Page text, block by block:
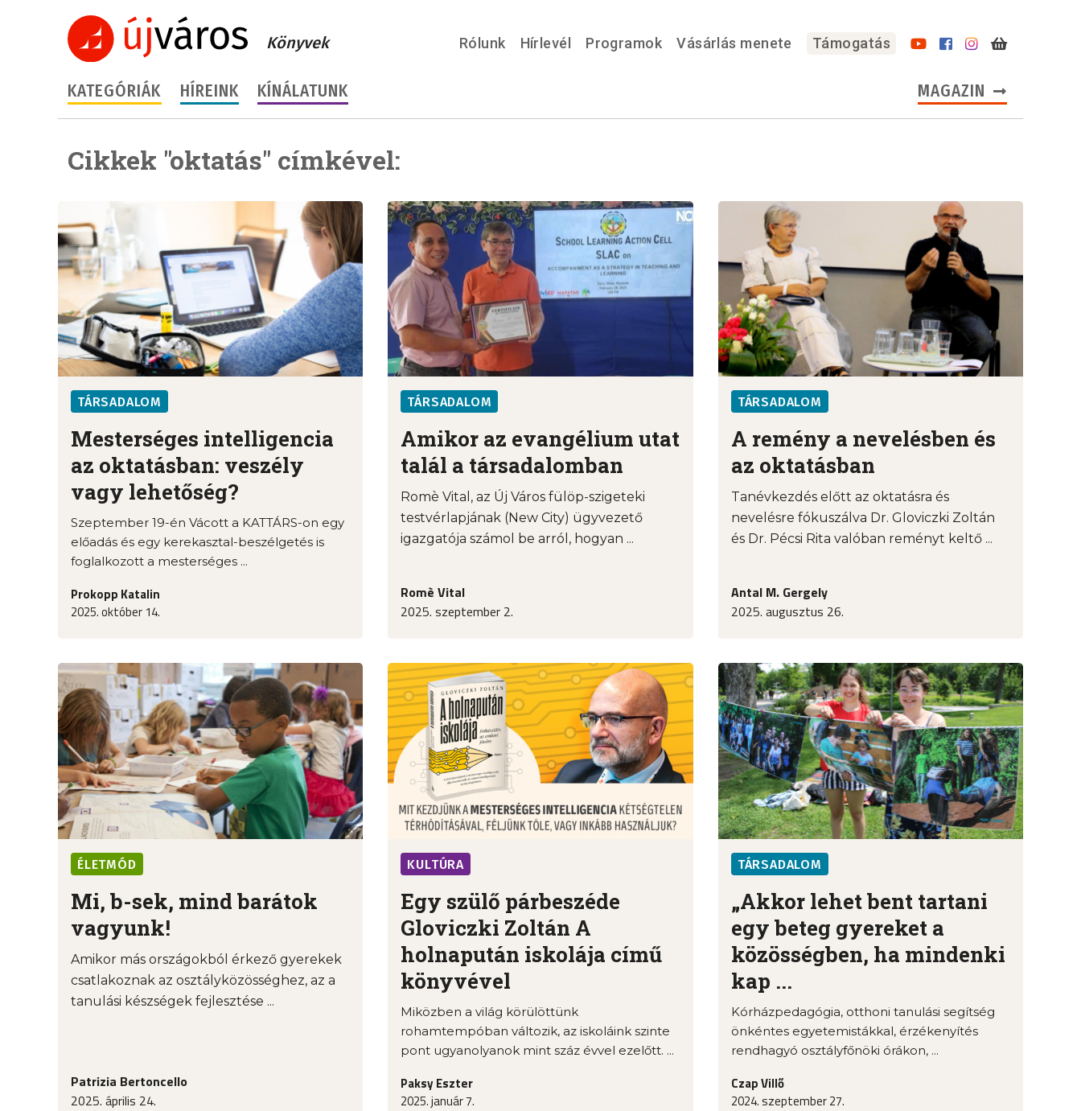
Könyvek Rólunk Hírlevél Programok Vásárlás menete Támogatás
KATEGÓRIÁK HÍREINK KÍNÁLATUNK MAGAZIN
Cikkek "oktatás" címkével:
TÁRSADALOM
Mesterséges intelligencia
az oktatásban: veszély
vagy lehetőség?
Szeptember 19-én Vácott a KATTÁRS-on egy
előadás és egy kerekasztal-beszélgetés is
foglalkozott a mesterséges ...
Prokopp Katalin
2025. október 14.
TÁRSADALOM
Amikor az evangélium utat
talál a társadalomban
Romè Vital, az Új Város fülöp-szigeteki
testvérlapjának (New City) ügyvezető
igazgatója számol be arról, hogyan ...
Romè Vital
2025. szeptember 2.
TÁRSADALOM
A remény a nevelésben és
az oktatásban
Tanévkezdés előtt az oktatásra és
nevelésre fókuszálva Dr. Gloviczki Zoltán
és Dr. Pécsi Rita valóban reményt keltő ...
Antal M. Gergely
2025. augusztus 26.
ÉLETMÓD
Mi, b-sek, mind barátok
vagyunk!
Amikor más országokból érkező gyerekek
csatlakoznak az osztályközösséghez, az a
tanulási készségek fejlesztése ...
Patrizia Bertoncello
2025. április 24.
KULTÚRA
Egy szülő párbeszéde
Gloviczki Zoltán A
holnapután iskolája című
könyvével
Miközben a világ körülöttünk
rohamtempóban változik, az iskoláink szinte
pont ugyanolyanok mint száz évvel ezelőtt. ...
Paksy Eszter
2025. január 7.
TÁRSADALOM
„Akkor lehet bent tartani
egy beteg gyereket a
közösségben, ha mindenki
kap ...
Kórházpedagógia, otthoni tanulási segítség
önkéntes egyetemistákkal, érzékenyítés
rendhagyó osztályfőnöki órákon, ...
Czap Villő
2024. szeptember 27.